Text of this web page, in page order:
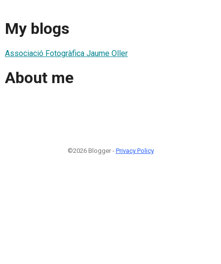
My blogs
Associació Fotogràfica Jaume Oller
About me
©2026 Blogger - Privacy Policy